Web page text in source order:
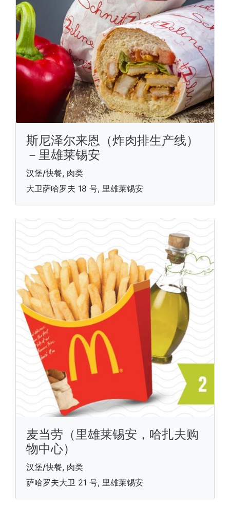
斯尼泽尔来恩（炸肉排生产线）
－里雄莱锡安
汉堡/快餐, 肉类
大卫萨哈罗夫 18 号, 里雄莱锡安
麦当劳（里雄莱锡安，哈扎夫购
物中心）
汉堡/快餐, 肉类
萨哈罗夫大卫 21 号, 里雄莱锡安